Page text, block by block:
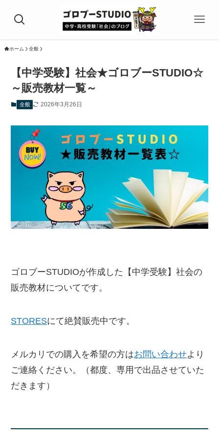
ホーム 全般
【中学受験】社会★ゴロブーSTUDIO☆
～販売教材一覧～
全般 2026年3月26日
ゴロブーSTUDIOが作成した【中学受験】社会の
販売教材についてです。
STORESにて絶賛販売中です。
メルカリでの購入を希望の方はお問い合わせより
ご連絡ください。（都度、専用で出品させていた
だきます）